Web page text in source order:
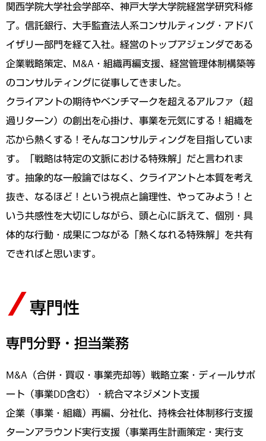
関西学院大学社会学部卒、神戸大学大学院経営学研究科修
了。信託銀行、大手監査法人系コンサルティング・アドバ
イザリー部門を経て入社。経営のトップアジェンダである
企業戦略策定、M&A・組織再編支援、経営管理体制構築等
のコンサルティングに従事してきました。
クライアントの期待やベンチマークを超えるアルファ（超
過リターン）の創出を心掛け、事業を元気にする！組織を
芯から熱くする！そんなコンサルティングを目指していま
す。「戦略は特定の文脈における特殊解」だと言われま
す。抽象的な一般論ではなく、クライアントと本質を考え
抜き、なるほど！という視点と論理性、やってみよう！と
いう共感性を大切にしながら、頭と心に訴えて、個別・具
体的な行動・成果につながる「熱くなれる特殊解」を共有
できればと思います。
専門性
専門分野・担当業務
M&A（合併・買収・事業売却等）戦略立案・ディールサポ
ート（事業DD含む）・統合マネジメント支援
企業（事業・組織）再編、分社化、持株会社体制移行支援
ターンアラウンド実行支援（事業再生計画策定・実行支